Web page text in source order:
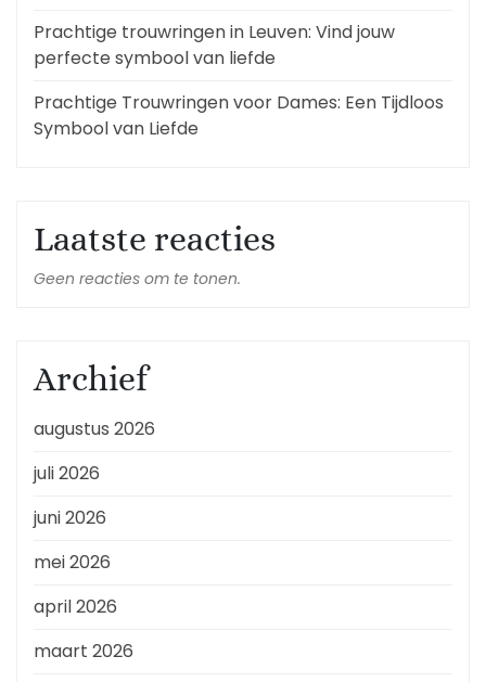
Prachtige trouwringen in Leuven: Vind jouw
perfecte symbool van liefde
Prachtige Trouwringen voor Dames: Een Tijdloos
Symbool van Liefde
Laatste reacties
Geen reacties om te tonen.
Archief
augustus 2026
juli 2026
juni 2026
mei 2026
april 2026
maart 2026